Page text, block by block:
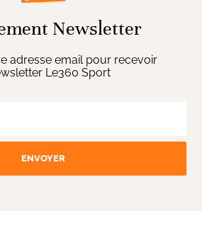
Newsletter
adresse email pour recevoir
Le360 Sport
ENVOYER